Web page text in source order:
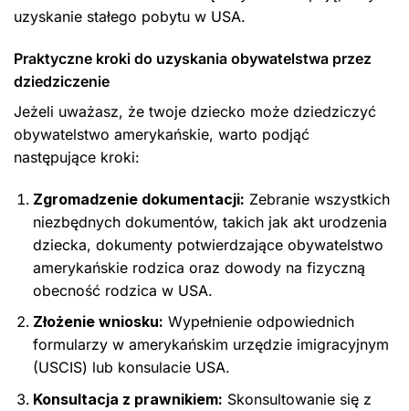
uzyskanie stałego pobytu w USA.
Praktyczne kroki do uzyskania obywatelstwa przez
dziedziczenie
Jeżeli uważasz, że twoje dziecko może dziedziczyć
obywatelstwo amerykańskie, warto podjąć
następujące kroki:
Zgromadzenie dokumentacji: Zebranie wszystkich
niezbędnych dokumentów, takich jak akt urodzenia
dziecka, dokumenty potwierdzające obywatelstwo
amerykańskie rodzica oraz dowody na fizyczną
obecność rodzica w USA.
Złożenie wniosku: Wypełnienie odpowiednich
formularzy w amerykańskim urzędzie imigracyjnym
(USCIS) lub konsulacie USA.
Konsultacja z prawnikiem: Skonsultowanie się z